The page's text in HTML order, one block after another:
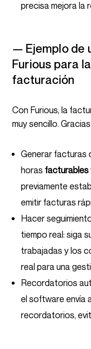
precisa mejora la
— Ejemplo de uso de la herramienta
Furious para
facturación
Con Furious, la facturación se convierte en algo
muy sencillo.
Generar facturas
horas facturables
previamente
emitir facturas
Hacer
tiempo real: siga
trabajadas y los
real para una
Recordatorios
el software envía
recordatorios,